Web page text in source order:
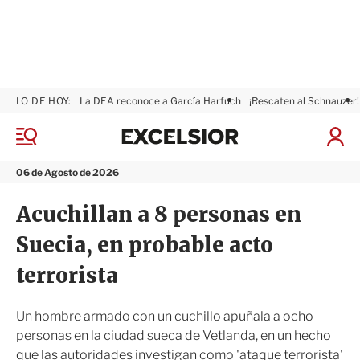
M
n
06 de Agosto de 2026
LO DE HOY: La DEA reconoce a García Harfuch ¡Rescaten al Schnauzer!
I
x
i
r
Acuchillan a 8 personas en
Suecia, en probable acto
terrorista
Un hombre armado con un cuchillo apuñala a ocho
personas en la ciudad sueca de Vetlanda, en un hecho
que las autoridades investigan como 'ataque terrorista'